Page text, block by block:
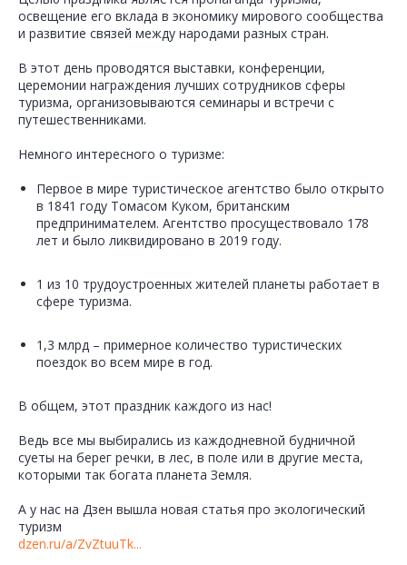
освещение его вклада в экономику мирового сообщества
и развитие связей между народами разных стран.
В этот день проводятся выставки, конференции,
церемонии награждения лучших сотрудников сферы
туризма, организовываются семинары и встречи с
путешественниками.
Немного интересного о туризме:
Первое в мире туристическое агентство было открыто
в 1841 году Томасом Куком, британским
предпринимателем. Агентство просуществовало 178
лет и было ликвидировано в 2019 году.
1 из 10 трудоустроенных жителей планеты работает в
сфере туризма.
1,3 млрд – примерное количество туристических
поездок во всем мире в год.
В общем, этот праздник каждого из нас!
Ведь все мы выбирались из каждодневной будничной
суеты на берег речки, в лес, в поле или в другие места,
которыми так богата планета Земля.
А у нас на Дзен вышла новая статья про экологический
туризм
dzen.ru/a/ZvZtuuTk...